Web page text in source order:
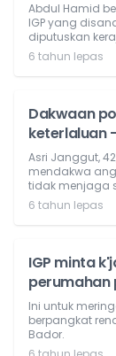
Abdul Hamid
IGP yang
diputuskan
6 tahun lepas
Dakwaan
keterlaluan
Asri Janggut,
mendakwa
tidak menjaga
6 tahun lepas
IGP minta
perumahan
Ini untuk
berpangkat
Bador.